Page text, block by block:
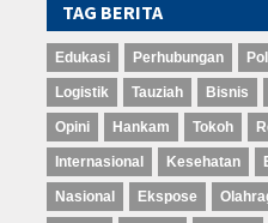
TAG BERITA
Edukasi Perhubungan
Logistik Tauziah Bisnis
Opini Hankam Tokoh
Internasional Kesehatan
Nasional Ekspose